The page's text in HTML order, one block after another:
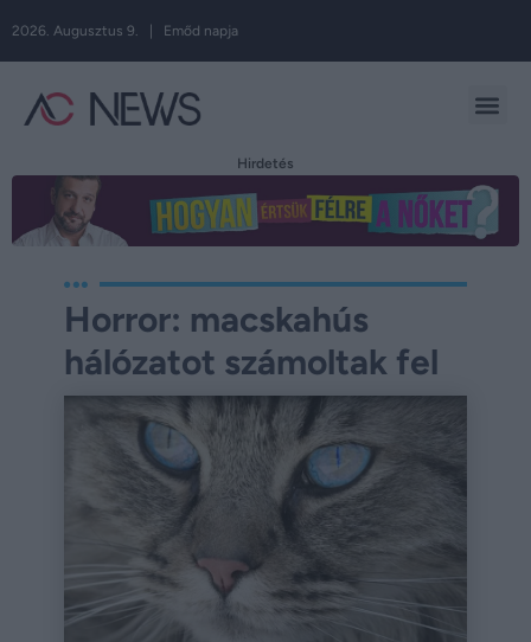
2026. Augusztus 9. | Emőd napja
Hirdetés
Horror: macskahús
hálózatot számoltak fel